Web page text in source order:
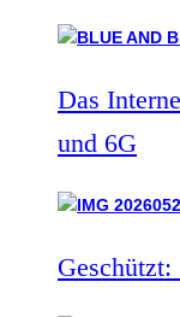
Das
und 6G